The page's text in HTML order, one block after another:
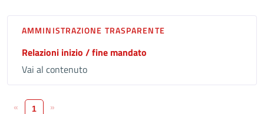
AMMINISTRAZIONE TRASPARENTE
Relazioni inizio / fine mandato
Vai al contenuto
« 1 »